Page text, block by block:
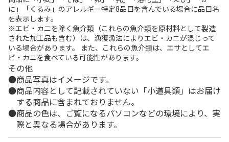
に」「くるみ」のアレルギー特定8品目を含んでいる場合に品目名
を表示します。
※エビ・カニを除く魚介類（これらの魚介類を原材料として製造
された加工品も含む）は、漁獲漁法によりエビ・カニが混じって
いる場合があります。 また、これらの魚介類は、エサとしてエ
ビ・カニを食べている可能性があります。
その他
商品写真はイメージです。
商品内容として記載されていない「小道具類」はお届け
する商品に含まれておりません。
商品の色は、ご覧になるパソコンなどの環境により、実
際と異なる場合があります。